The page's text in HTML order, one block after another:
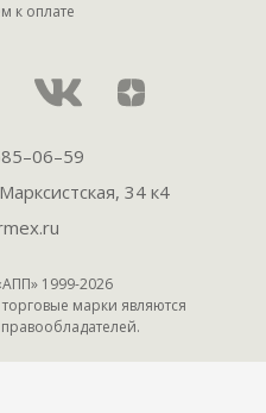
34 к4
1999-2026
марки являются
к оплате